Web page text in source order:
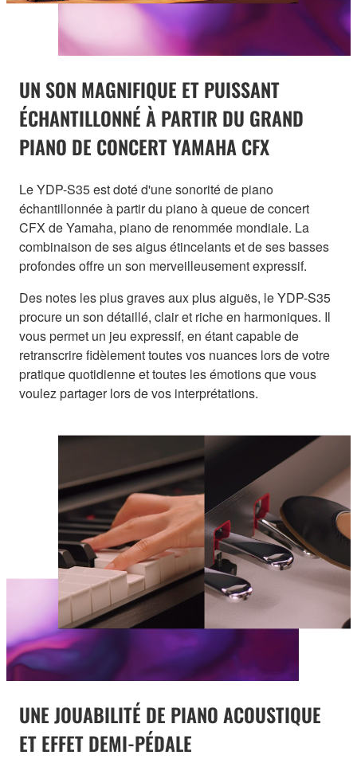
UN SON MAGNIFIQUE ET PUISSANT
ÉCHANTILLONNÉ À PARTIR DU GRAND
PIANO DE CONCERT YAMAHA CFX
Le YDP-S35 est doté d'une sonorité de piano
échantillonnée à partir du piano à queue de concert
CFX de Yamaha, piano de renommée mondiale. La
combinaison de ses aigus étincelants et de ses basses
profondes offre un son merveilleusement expressif.
Des notes les plus graves aux plus aiguës, le YDP-S35
procure un son détaillé, clair et riche en harmoniques. Il
vous permet un jeu expressif, en étant capable de
retranscrire fidèlement toutes vos nuances lors de votre
pratique quotidienne et toutes les émotions que vous
voulez partager lors de vos interprétations.
UNE JOUABILITÉ DE PIANO ACOUSTIQUE
ET EFFET DEMI-PÉDALE